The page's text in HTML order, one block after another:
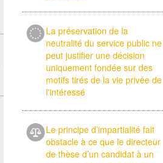
La préservation de la
neutralité du service public ne
peut justifier une décision
uniquement fondée sur des
motifs tirés de la vie privée de
l'intéressé
Le principe d’impartialité fait
obstacle à ce que le directeur
de thèse d’un candidat à un